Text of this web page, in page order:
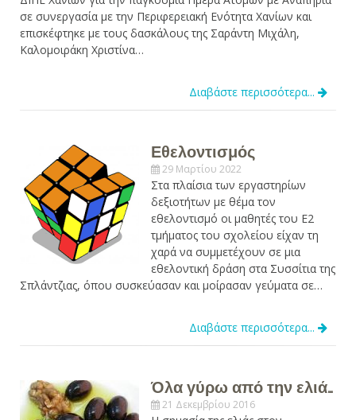
σε συνεργασία με την Περιφερειακή Ενότητα Χανίων και
επισκέφτηκε με τους δασκάλους της Σαράντη Μιχάλη,
Καλομοιράκη Χριστίνα…
Διαβάστε περισσότερα...
Εθελοντισμός
29 Μαρτίου 2022
Στα πλαίσια των εργαστηρίων
δεξιοτήτων με θέμα τον
εθελοντισμό οι μαθητές του Ε2
τμήματος του σχολείου είχαν τη
χαρά να συμμετέχουν σε μια
εθελοντική δράση στα Συσσίτια της
Σπλάντζιας, όπου συσκεύασαν και μοίρασαν γεύματα σε…
Διαβάστε περισσότερα...
Όλα γύρω από την ελιά…
21 Δεκεμβρίου 2016